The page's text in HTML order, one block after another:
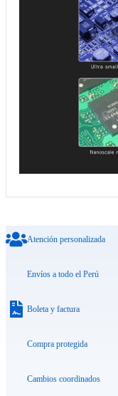
Atención personalizada
Envíos a todo el Perú
Boleta y factura
Compra protegida
Cambios coordinados